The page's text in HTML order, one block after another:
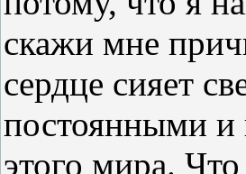
скажи мне
сердце сияет
постоянными
этого мира.